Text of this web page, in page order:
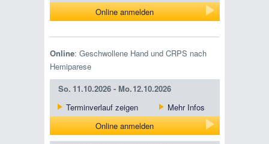
Online anmelden
Online: Geschwollene Hand und CRPS nach
Hemiparese
So. 11.10.2026 - Mo.12.10.2026
Terminverlauf zeigen
Mehr Infos
Online anmelden